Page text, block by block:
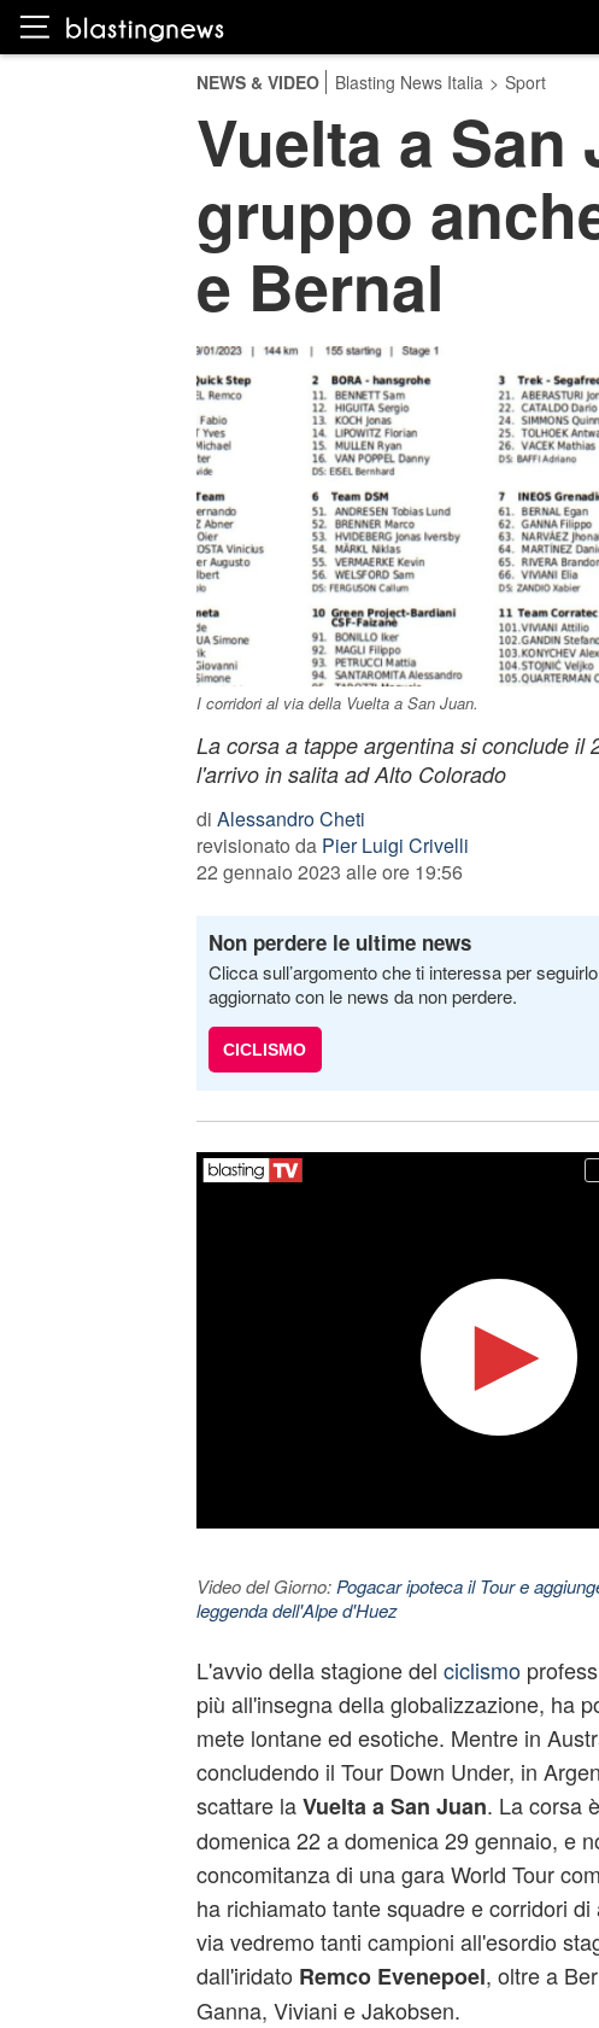
NEWS & VIDEO Blasting News Italia > Sport
Vuelta a
gruppo
e Bernal
I corridori al via della Vuelta a San Juan.
La corsa a tappe argentina si conclude il
l'arrivo in salita ad Alto Colorado
di Alessandro Cheti
revisionato da Pier Luigi Crivelli
22 gennaio 2023 alle ore 19:56
Non perdere le ultime news
Clicca sull’argomento che ti interessa per
aggiornato con le news da non perdere.
CICLISMO
Video del Giorno: Pogacar ipoteca il Tour e
leggenda dell'Alpe d'Huez
L'avvio della stagione del ciclismo
più all'insegna della globalizzazione, ha
mete lontane ed esotiche. Mentre in
concludendo il Tour Down Under, in
scattare laVuelta a San Juan. La corsa
domenica 22 a domenica 29 gennaio, e
concomitanza di una gara World Tour
ha richiamato tante squadre e corridori
via vedremo tanti campioni all'esordio
dall'iridato Remco Evenepoel, oltre a
Ganna, Viviani e Jakobsen.